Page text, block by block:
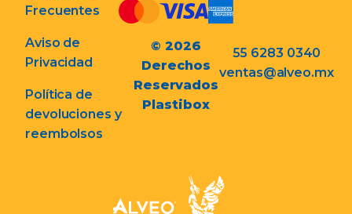
Frecuentes
Aviso de
Privacidad
Política de
devoluciones y
reembolsos
© 2026
Derechos
Reservados
Plastibox
55 6283 0340
ventas@alveo.mx